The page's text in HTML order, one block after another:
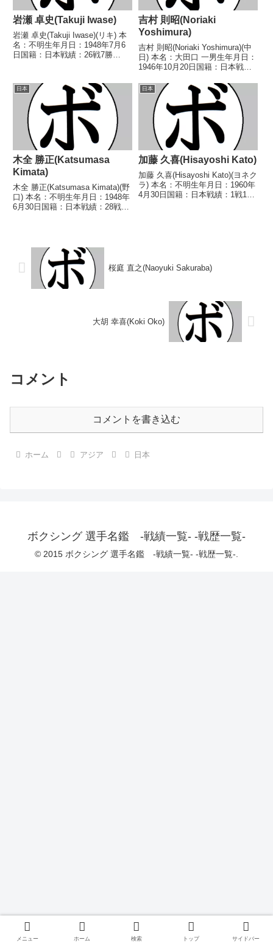
岩瀬 卓史(Takuji Iwase)
岩瀬 卓史(Takuji Iwase)(リキ) 本
名：不明生年月日：1948年7月6
日国籍：日本戦績：26戦7勝
判定 (採点不明) 中根 攻(タツ
ミ)1967/...
吉村 則昭(Noriaki
Yoshimura)
吉村 則昭(Noriaki Yoshimura)(中
日) 本名：大田口 一男生年月日：
1946年10月20日国籍：日本戦
得タイトル】1970年度中日本ス
ーパーフェザー級新人王 【戦
歴】1969/07/...
日本
木全 勝正(Katsumasa
Kimata)
木全 勝正(Katsumasa Kimata)(野
口) 本名：不明生年月日：1948年
6月30日国籍：日本戦績：28戦8
栄)1967/03...
日本
加藤 久喜(Hisayoshi Kato)
加藤 久喜(Hisayoshi Kato)(ヨネク
ラ) 本名：不明生年月日：1960年
4月30日国籍：日本戦績：1戦1
桜庭 直之(Naoyuki Sakuraba)
大胡 幸喜(Koki Oko)
コメント
コメントを書き込む
ホーム アジア 日本
ボクシング 選手名鑑 -戦績一覧- -戦歴一覧-
© 2015 ボクシング 選手名鑑 -戦績一覧- -戦歴一覧-.
メニュー ホーム 検索 トップ サイドバー